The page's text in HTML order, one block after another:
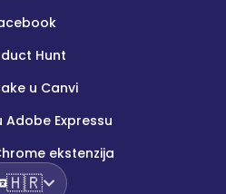
Hunt
u Canvi
Adobe Expressu
ekstenzija
🇭🇷